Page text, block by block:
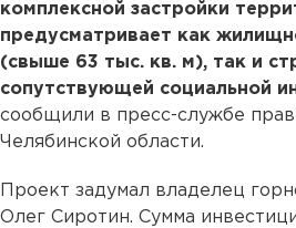
комплексной застройки
предусматривает как
(свыше 63 тыс. кв. м), так и
сопутствующей социальной
сообщили в пресс-службе
Челябинской области.
Проект задумал владелец
Олег Сиротин. Сумма